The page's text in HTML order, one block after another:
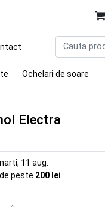
Ochelari de soare
Electra
11 aug.
peste 200 lei